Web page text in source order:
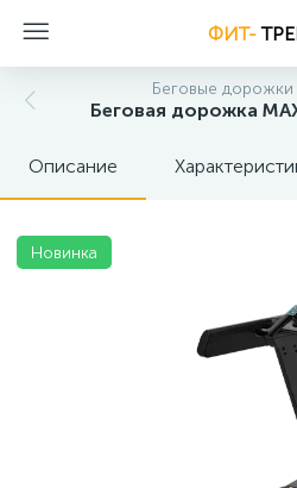
ФИТ-
Беговые дорожки
Беговая дорожка
Описание
Новинка